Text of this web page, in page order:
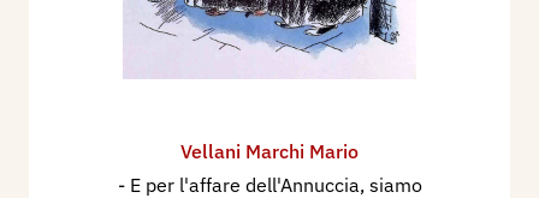
Vellani Marchi Mario
- E per l'affare dell'Annuccia, siamo